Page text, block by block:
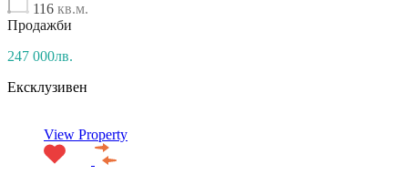
116 кв.м.
Продажби
247 000лв.
Ексклузивен
View Property